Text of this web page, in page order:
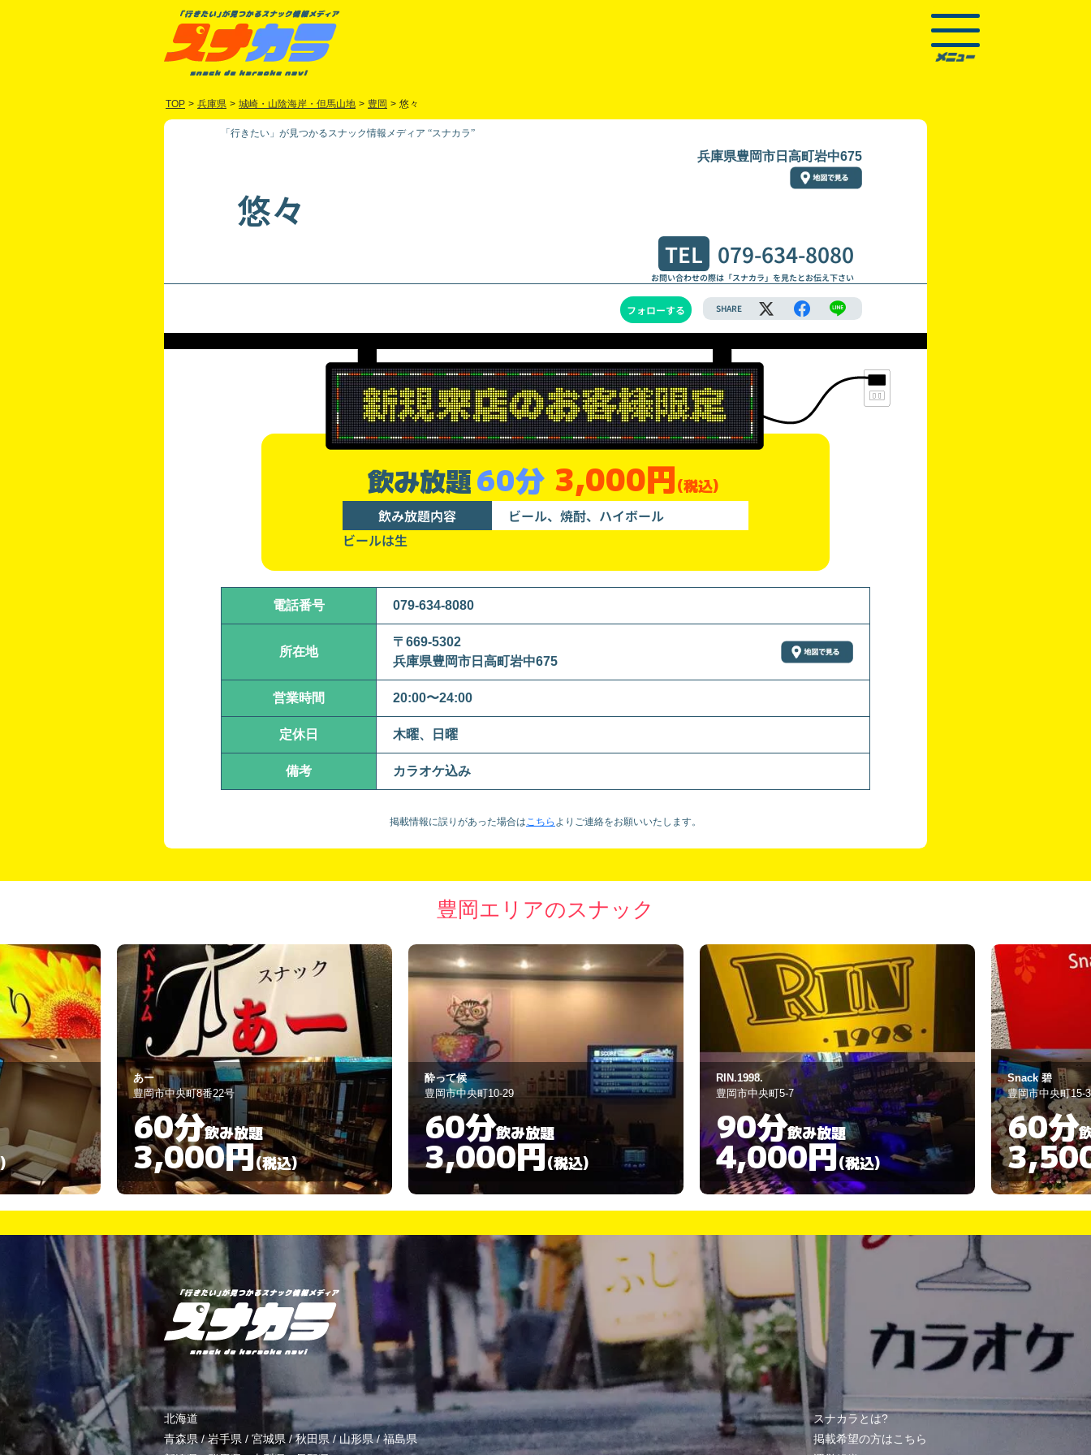
TOP > 兵庫県 > 城崎・山陰海岸・但馬山地 > 豊岡 > 悠々
「行きたい」が見つかるスナック情報メディア “スナカラ”
兵庫県豊岡市日高町岩中675
悠々
TEL 079-634-8080
お問い合わせの際は「スナカラ」を見たとお伝え下さい
フォローする SHARE
飲み放題60分 3,000円(税込)
飲み放題内容
ビール、焼酎、ハイボール
ビールは生
電話番号 079-634-8080
所在地
〒669-5302
兵庫県豊岡市日高町岩中675
営業時間 20:00〜24:00
定休日 木曜、日曜
備考 カラオケ込み
掲載情報に誤りがあった場合はこちら より ご連絡をお願いいたします。
豊岡エリアのスナック
酔って候
豊岡市中央町10-29
60分飲み放題
3,000円(税込)
RIN.1998.
豊岡市中央町5-7
90分飲み放題
4,000円(税込)
Snack 碧
豊岡市中央町15-35
60分飲み放題
3,500円(税込)
ベルメール
豊岡市中央町10-5
60分
北海道
青森県/岩手県 / 宮城県 /秋田県 /山形県/福島県
スナカラとは?
掲載希望の方はこちら